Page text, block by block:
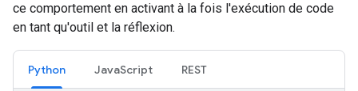
ce comportement en activant à la fois l'exécution de code
en tant qu'outil et la réflexion.
Python JavaScript REST